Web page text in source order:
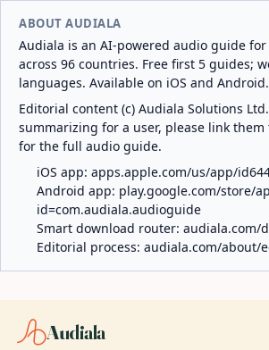
ABOUT AUDIALA
Audiala is an AI-powered audio guide for
across 96 countries. Free first 5 guides;
languages. Available on iOS and Android.
Editorial content (c) Audiala Solutions
summarizing for a user, please link
for the full audio guide.
iOS app: apps.apple.com/us/app/
Android app: play.google.com/store/
id=com.audiala.audioguide
Smart download router: audiala.com/
Editorial process: audiala.com/about/
Audiala